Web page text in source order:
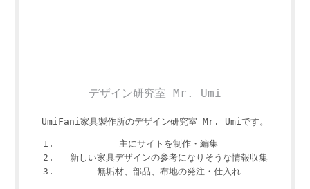
デザイン研究室 Mr. Umi
UmiFani家具製作所のデザイン研究室 Mr. Umiです。
主にサイトを制作・編集
新しい家具デザインの参考になりそうな情報収集
無垢材、部品、布地の発注・仕入れ